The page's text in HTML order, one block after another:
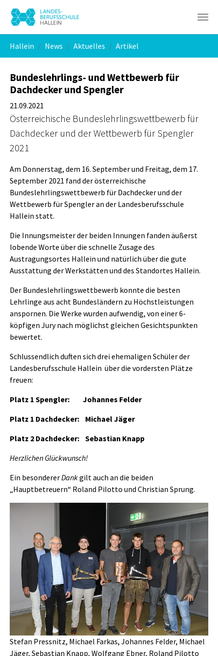
Hallein News Aktuelles Artikel
Bundeslehrlings- und Wettbewerb für
Dachdecker und Spengler
21.09.2021
Österreichische Bundeslehrlingswettbewerb für
Dachdecker und der Wettbewerb für Spengler
2021
Am Donnerstag, dem 16. September und Freitag, dem 17.
September 2021 fand der österreichische
Bundeslehrlingswettbewerb für Dachdecker und der
Wettbewerb für Spengler an der Landesberufsschule
Hallein statt.
Die Innungsmeister der beiden Innungen fanden äußerst
lobende Worte über die schnelle Zusage des
Austragungsortes Hallein und natürlich über die gute
Ausstattung der Werkstätten und des Standortes Hallein.
Der Bundeslehrlingswettbewerb konnte die besten
Lehrlinge aus acht Bundesländern zu Höchstleistungen
anspornen. Die Werke wurden aufwendig, von einer 6-
köpfigen Jury nach möglichst gleichen Gesichtspunkten
bewertet.
Schlussendlich duften sich drei ehemaligen Schüler der
Landesberufsschule Hallein über die vordersten Plätze
freuen:
Platz 1 Spengler: Johannes Felder
Platz 1 Dachdecker: Michael Jäger
Platz 2 Dachdecker: Sebastian Knapp
Herzlichen Glückwunsch!
Ein besondererDankgilt auch an die beiden
„Hauptbetreuern“ Roland Pilotto und Christian Sprung.
Stefan Pressnitz, Michael Farkas, Johannes Felder, Michael
Jäger, Sebastian Knapp, Wolfgang Ebner, Roland Pilotto